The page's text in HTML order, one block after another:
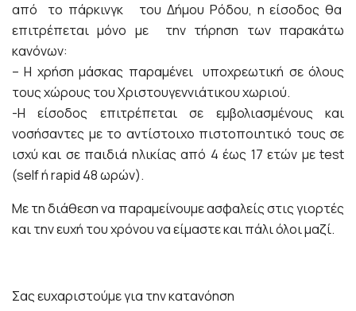
από το πάρκινγκ του Δήμου Ρόδου, η είσοδος θα
επιτρέπεται μόνο με την τήρηση των παρακάτω
κανόνων:
– Η χρήση μάσκας παραμένει υποχρεωτική σε όλους
τους χώρους του Χριστουγεννιάτικου χωριού.
-Η είσοδος επιτρέπεται σε εμβολιασμένους και
νοσήσαντες με το αντίστοιχο πιστοποιητικό τους σε
ισχύ και σε παιδιά ηλικίας από 4 έως 17 ετών με test
(self ή rapid 48 ωρών).
Με τη διάθεση να παραμείνουμε ασφαλείς στις γιορτές
και την ευχή του χρόνου να είμαστε και πάλι όλοι μαζί.
Σας ευχαριστούμε για την κατανόηση